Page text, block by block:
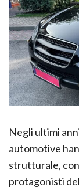
Negli ultimi
automotive
strutturale,
protagonisti